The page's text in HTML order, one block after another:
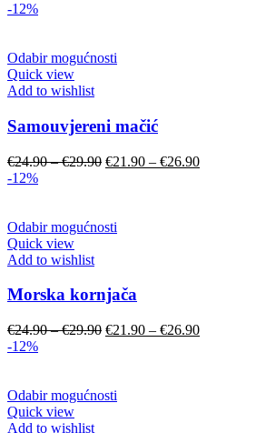
-12%
Odabir mogućnosti
Quick view
Add to wishlist
Samouvjereni mačić
€24.90–€29.90 €21.90 – €26.90
-12%
Odabir mogućnosti
Quick view
Add to wishlist
Morska kornjača
€24.90–€29.90 €21.90 – €26.90
-12%
Odabir mogućnosti
Quick view
Add to wishlist